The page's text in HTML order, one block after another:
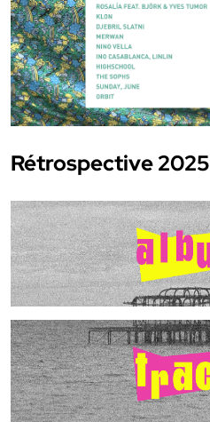
Rétrospective 2025